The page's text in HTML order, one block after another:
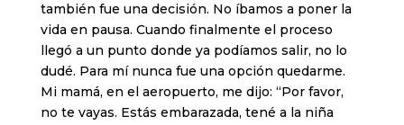
también fue una decisión. No íbamos a poner la
vida en pausa. Cuando finalmente el proceso
llegó a un punto donde ya podíamos salir, no lo
dudé. Para mí nunca fue una opción quedarme.
Mi mamá, en el aeropuerto, me dijo: “Por favor,
no te vayas. Estás embarazada, tené a la niña